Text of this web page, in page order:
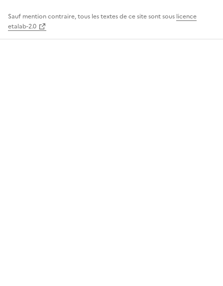
Sauf mention contraire, tous les textes de ce site sont sous licence
etalab-2.0